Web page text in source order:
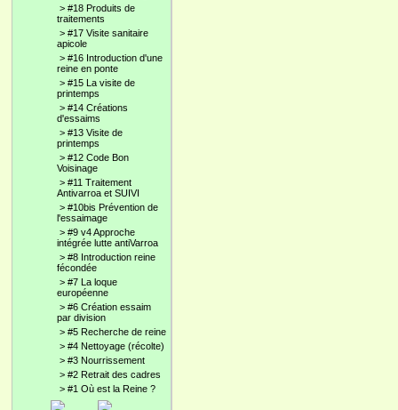
> #18 Produits de
traitements
> #17 Visite sanitaire
apicole
> #16 Introduction d'une
reine en ponte
> #15 La visite de
printemps
> #14 Créations
d'essaims
> #13 Visite de
printemps
> #12 Code Bon
Voisinage
> #11 Traitement
Antivarroa et SUIVI
> #10bis Prévention de
l'essaimage
> #9 v4 Approche
intégrée lutte antiVarroa
> #8 Introduction reine
fécondée
> #7 La loque
européenne
> #6 Création essaim
par division
> #5 Recherche de reine
> #4 Nettoyage (récolte)
> #3 Nourrissement
> #2 Retrait des cadres
> #1 Où est la Reine ?